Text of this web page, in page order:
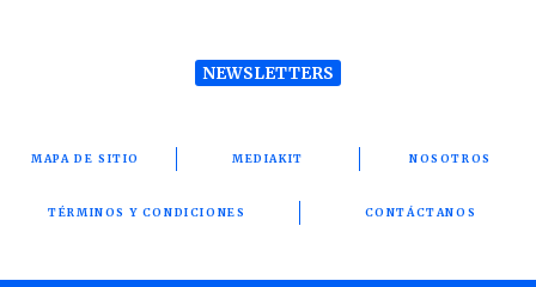
NEWSLETTERS
MAPA DE SITIO MEDIAKIT NOSOTROS
TÉRMINOS Y CONDICIONES CONTÁCTANOS